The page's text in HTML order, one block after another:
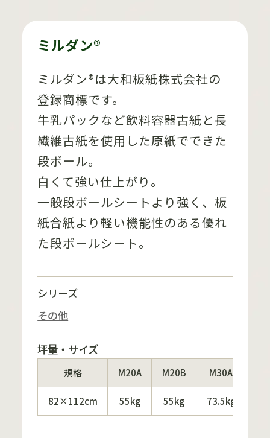
ミルダン®
ミルダン®は大和板紙株式会社の
登録商標です。
牛乳パックなど飲料容器古紙と長
繊維古紙を使用した原紙でできた
段ボール。
白くて強い仕上がり。
一般段ボールシートより強く、板
紙合紙より軽い機能性のある優れ
た段ボールシート。
シリーズ
その他
坪量・サイズ
規格 M20A M20B M30A
82×112cm 55kg 55kg 73.5kg